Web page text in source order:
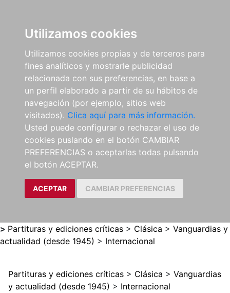
Utilizamos cookies
Utilizamos cookies propias y de terceros para
fines analíticos y mostrarle publicidad
relacionada con sus preferencias, en base a
un perfil elaborado a partir de su hábitos de
navegación (por ejemplo, sitios web
visitados). Clica aquí para más información.
Usted puede configurar o rechazar el uso de
cookies puslando en el botón CAMBIAR
PREFERENCIAS o aceptarlas todas pulsando
el botón ACEPTAR.
ACEPTAR CAMBIAR PREFERENCIAS
> Partituras y ediciones críticas > Clásica > Vanguardias y
actualidad (desde 1945) > Internacional
Partituras y ediciones críticas > Clásica > Vanguardias
y actualidad (desde 1945) > Internacional